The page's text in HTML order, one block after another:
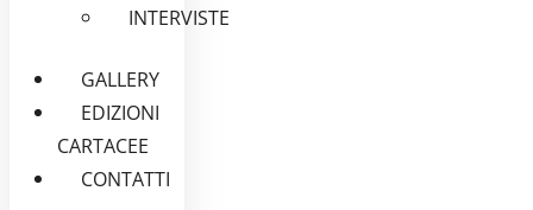
INTERVISTE
GALLERY
EDIZIONI
CARTACEE
CONTATTI